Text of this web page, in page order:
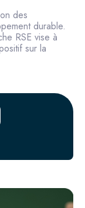
des
durable.
RSE vise à
sur la